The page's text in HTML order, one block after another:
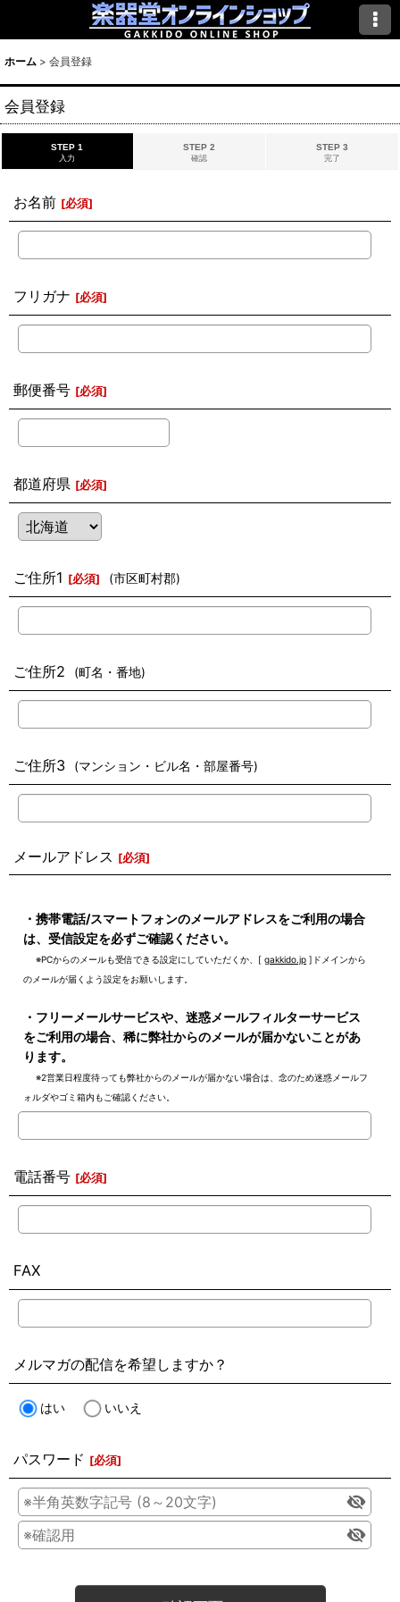
ホーム > 会員登録
会員登録
STEP 1
入力
STEP 2
確認
STEP 3
完了
お名前 [必須]
フリガナ [必須]
郵便番号 [必須]
都道府県 [必須]
ご住所1 [必須] (市区町村郡)
ご住所2 (町名・番地)
ご住所3 (マンション・ビル名・部屋番号)
メールアドレス [必須]
・携帯電話/スマートフォンのメールアドレスをご利用の場合
は、受信設定を必ずご確認ください。
※PCからのメールも受信できる設定にしていただくか、[ gakkido.jp ]ドメインから
のメールが届くよう設定をお願いします。
・フリーメールサービスや、迷惑メールフィルターサービス
をご利用の場合、稀に弊社からのメールが届かないことがあ
ります。
※2営業日程度待っても弊社からのメールが届かない場合は、念のため迷惑メールフ
ォルダやゴミ箱内もご確認ください。
電話番号 [必須]
FAX
メルマガの配信を希望しますか？
はい いいえ
パスワード [必須]